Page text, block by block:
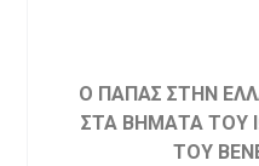
Ο ΠΑΠΑΣ ΣΤΗΝ
ΣΤΑ ΒΗΜΑΤΑ ΤΟΥ
ΤΟΥ